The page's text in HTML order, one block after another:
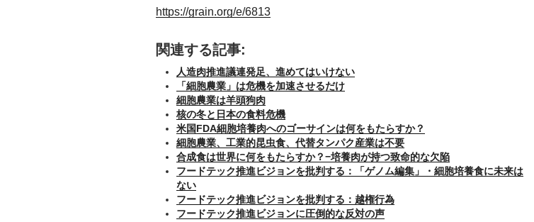
https://grain.org/e/6813
関連する記事:
人造肉推進議連発足、進めてはいけない
「細胞農業」は危機を加速させるだけ
細胞農業は羊頭狗肉
核の冬と日本の食料危機
米国FDA細胞培養肉へのゴーサインは何をもたらすか？
細胞農業、工業的昆虫食、代替タンパク産業は不要
合成食は世界に何をもたらすか？−培養肉が持つ致命的な欠陥
フードテック推進ビジョンを批判する：「ゲノム編集」・細胞培養食に未来は
ない
フードテック推進ビジョンを批判する：越権行為
フードテック推進ビジョンに圧倒的な反対の声